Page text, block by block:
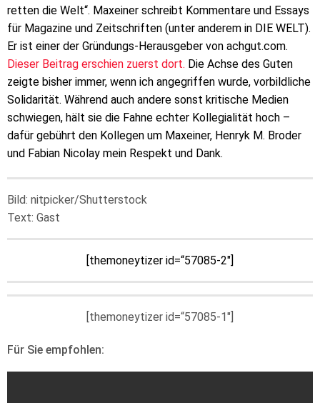
retten die Welt“. Maxeiner schreibt Kommentare und Essays
für Magazine und Zeitschriften (unter anderem in DIE WELT).
Er ist einer der Gründungs-Herausgeber von achgut.com.
Dieser Beitrag erschien zuerst dort. Die Achse des Guten
zeigte bisher immer, wenn ich angegriffen wurde, vorbildliche
Solidarität. Während auch andere sonst kritische Medien
schwiegen, hält sie die Fahne echter Kollegialität hoch –
dafür gebührt den Kollegen um Maxeiner, Henryk M. Broder
und Fabian Nicolay mein Respekt und Dank.
Bild: nitpicker/Shutterstock
Text: Gast
[themoneytizer id=“57085-2″]
[themoneytizer id=“57085-1″]
Für Sie empfohlen: